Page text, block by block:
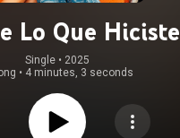
Lo Que Hiciste
Single • 2025
• 4 minutes, 3 seconds